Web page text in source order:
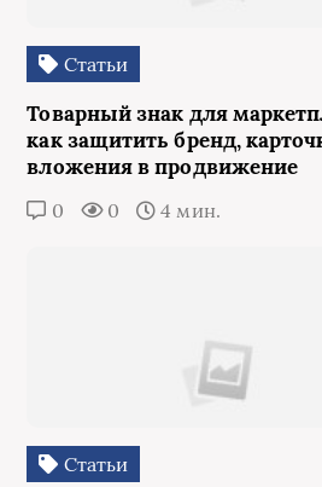
Статьи
Товарный знак для
как защитить бренд,
вложения в продвижение
0 0 4 мин.
Статьи